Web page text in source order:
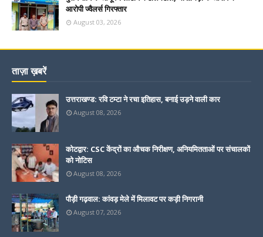
आरोपी ज्वैलर्स गिरफ्तार
August 03, 2026
ताज़ा ख़बरें
उत्तराखण्ड: रवि टम्टा ने रचा इतिहास, बनाई उड़ने वाली कार
August 08, 2026
कोटद्वार: CSC केंद्रों का औचक निरीक्षण, अनियमितताओं पर संचालकों
को नोटिस
August 08, 2026
पौड़ी गढ़वाल: कांवड़ मेले में मिलावट पर कड़ी निगरानी
August 07, 2026